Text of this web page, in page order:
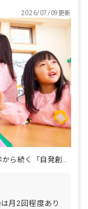
2026/07/09更新
樹齢300年の松の木のもと、昭和9年から続く「自発創造の生きる力」を子どもと育みます。
月2回程度あり